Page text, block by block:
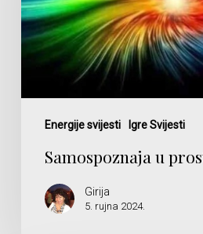
Energije svijesti Igre Svijesti
Samospoznaja u
Girija
5. rujna 2024.